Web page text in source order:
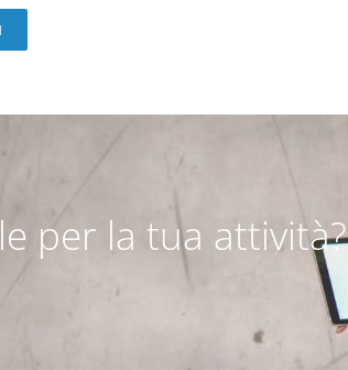
per la tua attività?